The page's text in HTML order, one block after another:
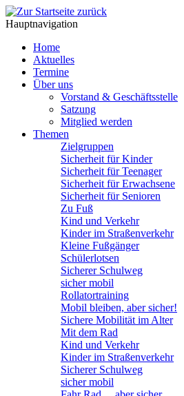
Hauptnavigation
Home
Aktuelles
Termine
Über uns
Vorstand & Geschäftsstelle
Satzung
Mitglied werden
Themen
Zielgruppen
Sicherheit für Kinder
Sicherheit für Teenager
Sicherheit für Erwachsene
Sicherheit für Senioren
Zu Fuß
Kind und Verkehr
Kinder im Straßenverkehr
Kleine Fußgänger
Schülerlotsen
Sicherer Schulweg
sicher mobil
Rollatortraining
Mobil bleiben, aber sicher!
Sichere Mobilität im Alter
Mit dem Rad
Kind und Verkehr
Kinder im Straßenverkehr
Sicherer Schulweg
sicher mobil